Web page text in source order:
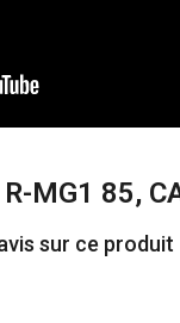
MG1 85,
sur ce produit